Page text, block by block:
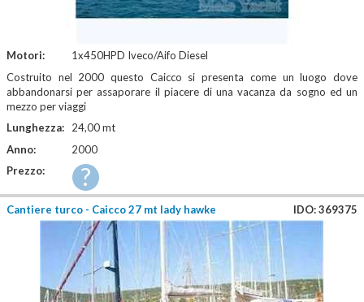
Motori:
1x450HPD Iveco/Aifo Diesel
Costruito nel 2000 questo Caicco si presenta come un luogo dove
abbandonarsi per assaporare il piacere di una vacanza da sogno ed un
mezzo per viaggi
Lunghezza:
24,00 mt
Anno:
2000
Prezzo:
?
Cantiere turco - Caicco 27 mt lady hawke IDO: 369375